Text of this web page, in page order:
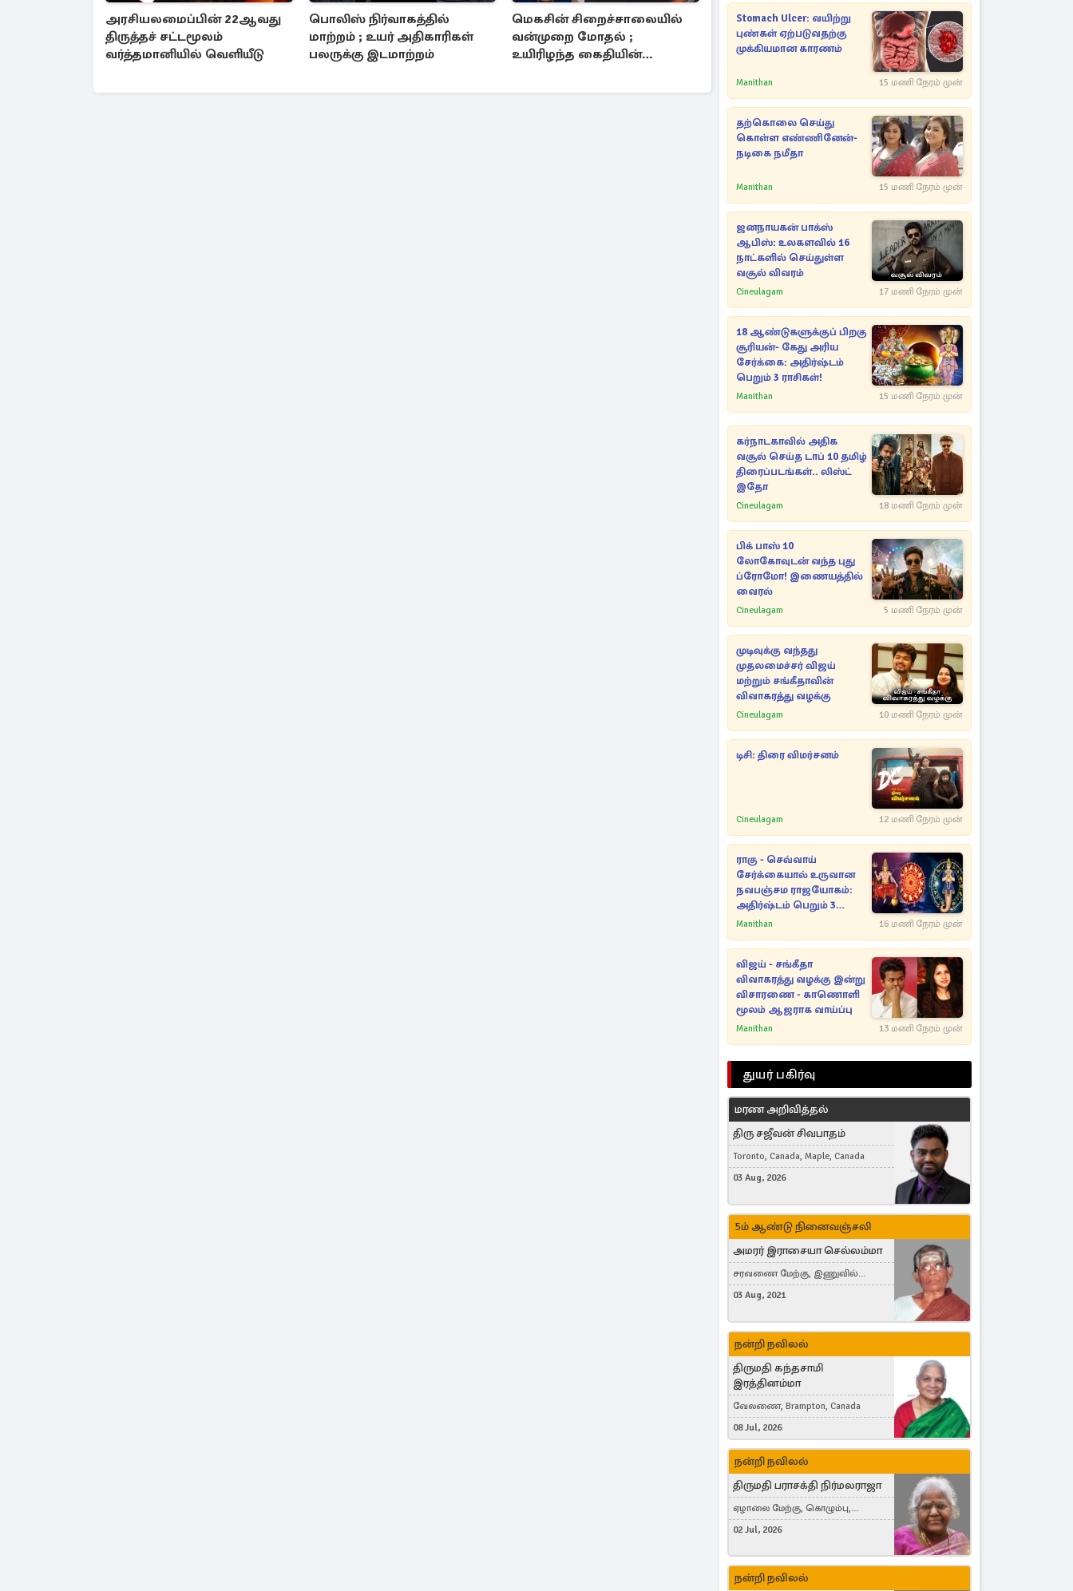
அரசியலமைப்பின் 22ஆவது
திருத்தச் சட்டமூலம்
வர்த்தமானியில் வெளியீடு
பொலிஸ் நிர்வாகத்தில்
மாற்றம் ; உயர் அதிகாரிகள்
பலருக்கு இடமாற்றம்
மெகசின் சிறைச்சாலையில்
வன்முறை மோதல் ;
உயிரிழந்த கைதியின்
Stomach Ulcer: வயிற்று
புண்கள் ஏற்படுவதற்கு
முக்கியமான காரணம்
Manithan 15 மணி நேரம் முன்
தற்கொலை செய்து
கொள்ள எண்ணினேன்-
நடிகை நமீதா
Manithan 15 மணி நேரம் முன்
ஜனநாயகன் பாக்ஸ்
ஆபிஸ்: உலகளவில் 16
நாட்களில் செய்துள்ள
வசூல் விவரம்
Cineulagam 17 மணி நேரம் முன்
18 ஆண்டுகளுக்குப் பிறகு
சூரியன்- கேது அரிய
சேர்க்கை: அதிர்ஷ்டம்
பெறும் 3 ராசிகள்!
Manithan 15 மணி நேரம் முன்
கர்நாடகாவில் அதிக
வசூல் செய்த டாப் 10 தமிழ்
திரைப்படங்கள்.. லிஸ்ட்
இதோ
Cineulagam 18 மணி நேரம் முன்
பிக் பாஸ் 10
லோகோவுடன் வந்த புது
ப்ரோமோ! இணையத்தில்
வைரல்
Cineulagam 5 மணி நேரம் முன்
முடிவுக்கு வந்தது
முதலமைச்சர் விஜய்
மற்றும் சங்கீதாவின்
விவாகரத்து வழக்கு
Cineulagam 10 மணி நேரம் முன்
டிசி: திரை விமர்சனம்
Cineulagam 12 மணி நேரம் முன்
ராகு - செவ்வாய்
சேர்க்கையால் உருவான
நவபஞ்சம ராஜயோகம்:
அதிர்ஷ்டம் பெறும் 3
ராசிகள்!
Manithan 16 மணி நேரம் முன்
விஜய் - சங்கீதா
விவாகரத்து வழக்கு இன்று
விசாரணை - காணொளி
மூலம் ஆஜராக வாய்ப்பு
Manithan 13 மணி நேரம் முன்
துயர் பகிர்வு
மரண அறிவித்தல்
திரு சஜீவன் சிவபாதம்
Toronto, Canada, Maple, Canada
03 Aug, 2026
5ம் ஆண்டு நினைவஞ்சலி
அமரர் இராசையா செல்லம்மா
சரவணை மேற்கு, இணுவில்
கிழக்கு
03 Aug, 2021
நன்றி நவிலல்
திருமதி கந்தசாமி
இரத்தினம்மா
வேலணை, Brampton, Canada
08 Jul, 2026
நன்றி நவிலல்
திருமதி பராசக்தி நிர்மலராஜா
ஏழாலை மேற்கு, கொழும்பு,
தங்காலை, London, United Kingdom
02 Jul, 2026
நன்றி நவிலல்